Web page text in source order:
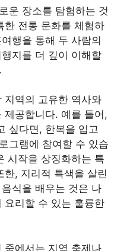
운 장소를 탐험하는 것
한 전통 문화를 체험하
행을 통해 두 사람의
지를 더 깊이 이해할
지역의 고유한 역사와
제공합니다. 예를 들어,
싶다면, 한복을 입고
그램에 참여할 수 있습
시작을 상징화하는 특
한, 지리적 특색을 살린
식을 배우는 것은 나
요리할 수 있는 훌륭한
중에서는 지역 축제나